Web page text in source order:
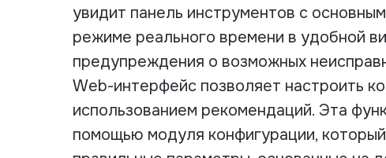
увидит панель инструментов с
режиме реального времени в удобной
предупреждения о возможных
Web-интерфейс позволяет настроить
использованием рекомендаций. Эта
помощью модуля конфигурации,